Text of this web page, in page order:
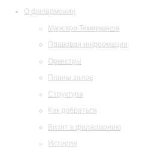
О филармонии
Маэстро Темирканов
Правовая информация
Оркестры
Планы залов
Структура
Как добраться
Визит в филармонию
История